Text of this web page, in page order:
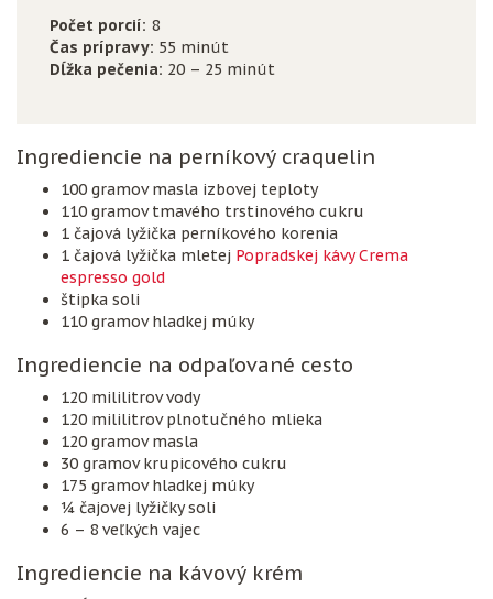
Počet porcií: 8
Čas prípravy: 55 minút
Dĺžka pečenia: 20 – 25 minút
Ingrediencie na perníkový craquelin
100 gramov masla izbovej teploty
110 gramov tmavého trstinového cukru
1 čajová lyžička perníkového korenia
1 čajová lyžička mletej Popradskej kávy Crema
espresso gold
štipka soli
110 gramov hladkej múky
Ingrediencie na odpaľované cesto
120 mililitrov vody
120 mililitrov plnotučného mlieka
120 gramov masla
30 gramov krupicového cukru
175 gramov hladkej múky
¼ čajovej lyžičky soli
6 – 8 veľkých vajec
Ingrediencie na kávový krém